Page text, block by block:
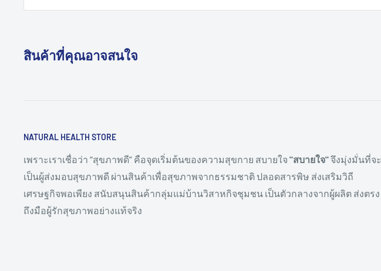
สินค้าที่คุณอาจสนใจ
NATURAL HEALTH STORE
เพราะเราเชื่อว่า “สุขภาพดี” คือจุดเริ่มต้นของความสุขกาย สบายใจ "สบายใจ"จึงมุ่งมั่นที่จะ
เป็นผู้ส่งมอบสุขภาพดี ผ่านสินค้าเพื่อสุขภาพจากธรรมชาติ ปลอดสารพิษ ส่งเสริมวิถี
เศรษฐกิจพอเพียง สนับสนุนสินค้ากลุ่มแม่บ้านวิสาหกิจชุมชน เป็นตัวกลางจากผู้ผลิต ส่งตรง
ถึงมือผู้รักสุขภาพอย่างแท้จริง